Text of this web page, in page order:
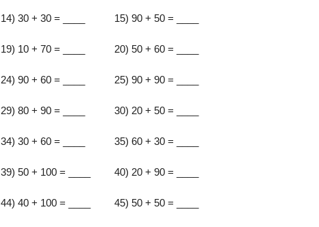
14) 30 + 30 = ____ 15) 90 + 50 = ____
19) 10 + 70 = ____ 20) 50 + 60 = ____
24) 90 + 60 = ____ 25) 90 + 90 = ____
29) 80 + 90 = ____ 30) 20 + 50 = ____
34) 30 + 60 = ____ 35) 60 + 30 = ____
39) 50 + 100 = ____ 40) 20 + 90 = ____
44) 40 + 100 = ____ 45) 50 + 50 = ____